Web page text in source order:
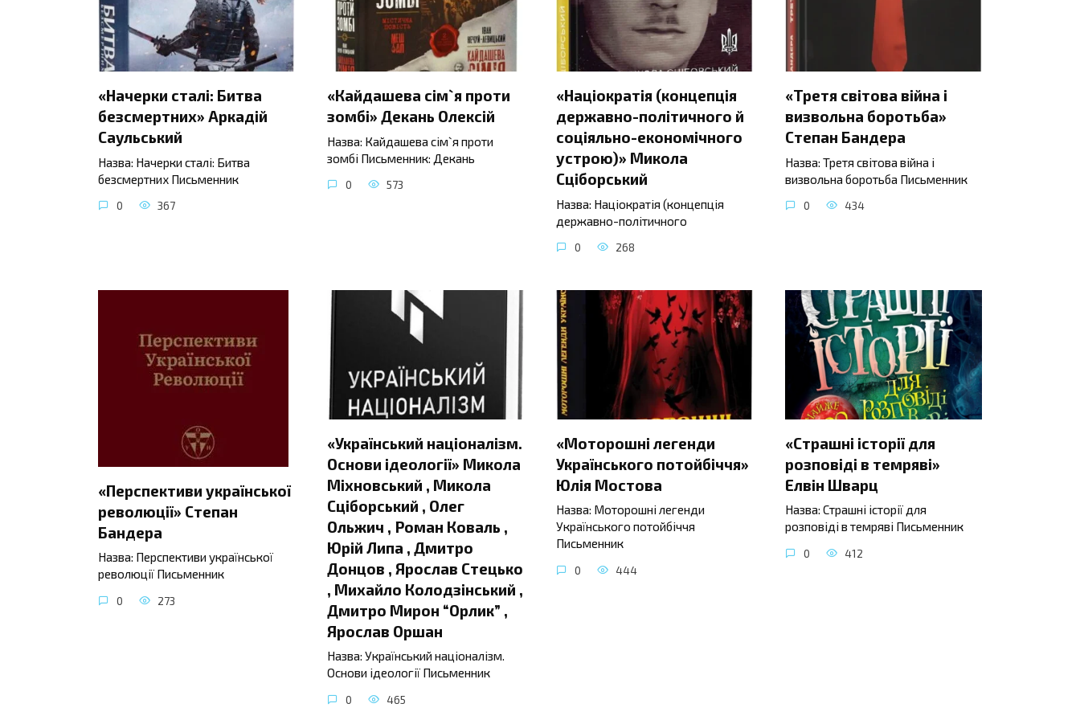
«Начерки сталі: Битва
безсмертних» Аркадій
Саульський
Назва: Начерки сталі: Битва
безсмертних Письменник
0 367
«Кайдашева сім`я проти
зомбі» Декань Олексій
Назва: Кайдашева сім`я проти
зомбі Письменник: Декань
0 573
«Націократія (концепція
державно-політичного й
соціяльно-економічного
устрою)» Микола
Сціборський
Назва: Націократія (концепція
державно-політичного
0 268
«Третя світова війна і
визвольна боротьба»
Степан Бандера
Назва: Третя світова війна і
визвольна боротьба Письменник
0 434
«Перспективи української
революції» Степан
Бандера
Назва: Перспективи української
революції Письменник
0 273
«Український націоналізм.
Основи ідеології» Микола
Міхновський , Микола
Сціборський , Олег
Ольжич , Роман Коваль ,
Юрій Липа , Дмитро
Донцов , Ярослав Стецько
, Михайло Колодзінський ,
Дмитро Мирон “Орлик” ,
Ярослав Оршан
Назва: Український націоналізм.
Основи ідеології Письменник
0 465
«Моторошні легенди
Українського потойбіччя»
Юлія Мостова
Назва: Моторошні легенди
Українського потойбіччя
Письменник
0 444
«Страшні історії для
розповіді в темряві»
Елвін Шварц
Назва: Страшні історії для
розповіді в темряві Письменник
0 412